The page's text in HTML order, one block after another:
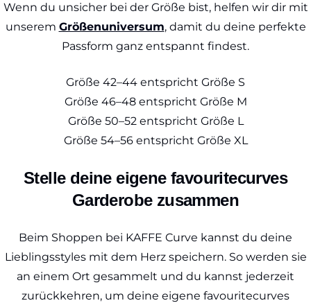
Wenn du unsicher bei der Größe bist, helfen wir dir mit
unserem Größenuniversum, damit du deine perfekte
Passform ganz entspannt findest.
Größe 42–44 entspricht Größe S
Größe 46–48 entspricht Größe M
Größe 50–52 entspricht Größe L
Größe 54–56 entspricht Größe XL
Stelle deine eigene favouritecurves
Garderobe zusammen
Beim Shoppen bei KAFFE Curve kannst du deine
Lieblingsstyles mit dem Herz speichern. So werden sie
an einem Ort gesammelt und du kannst jederzeit
zurückkehren, um deine eigene favouritecurves